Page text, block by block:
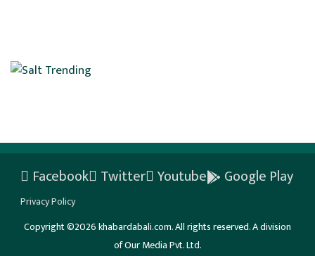
Facebook Twitter Youtube Google Play
Privacy Policy
Copyright ©2026 khabardabali.com. All rights reserved. A division
of Our Media Pvt. Ltd.